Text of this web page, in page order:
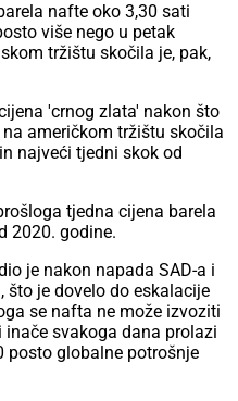
nafte oko 3,30 sati
više nego u petak
tržištu skočila je, pak,
'crnog zlata' nakon što
američkom tržištu skočila
najveći tjedni skok od
tjedna cijena barela
2020. godine.
je nakon napada SAD-a i
što je dovelo do eskalacije
se nafta ne može izvoziti
svakoga dana prolazi
posto globalne potrošnje